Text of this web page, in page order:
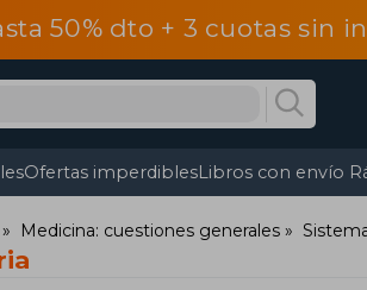
50% dto + 3 cuotas sin
Ofertas imperdiblesLibros con envío
Medicina: cuestiones generales